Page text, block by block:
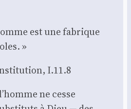
est une fabrique
»
I.11.8
ne cesse